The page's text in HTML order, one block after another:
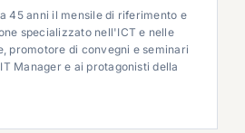
45 anni il mensile di riferimento e
specializzato nell'ICT e nelle
promotore di convegni e seminari
Manager e ai protagonisti della